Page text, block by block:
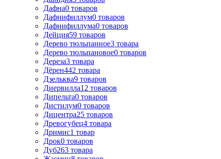
Дафна0 товаров
Дафнифиллум0 товаров
Дафнифиллума0 товаров
Дейция59 товаров
Дерево тюльпанное3 товара
Дерево тюльпановое0 товаров
Дереза3 товара
Дёрен442 товара
Дзельква9 товаров
Диервилла12 товаров
Дипельта0 товаров
Дистилум0 товаров
Дицентра25 товаров
Древогубец4 товара
Дримис1 товар
Дрок0 товаров
Дуб263 товара